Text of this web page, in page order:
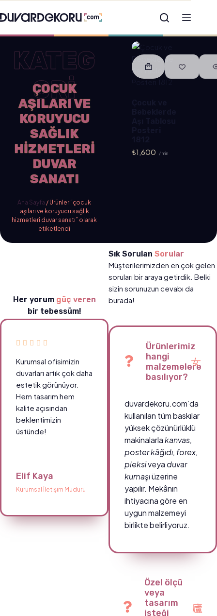
KATEG
ORİ
ÇOCUK
AŞILARI VE
KORUYUCU
SAĞLIK
HIZMETLERI
DUVAR
SANATI
Ana Sayfa / Ürünler “çocuk
aşıları ve koruyucu sağlık
hizmetleri duvar sanatı” olarak
etiketlendi
₺1,600 / min
Her yorum güç veren
bir tebessüm!
Kurumsal ofisimizin
duvarları artık çok daha
estetik görünüyor.
Hem tasarım hem
kalite açısından
beklentimizin
üstünde!
Elif Kaya
Kurumsal İletişim Müdürü
Sık Sorulan Sorular
Müşterilerimizden en çok gelen
soruları bir araya getirdik. Belki
sizin sorunuzun cevabı da
burada!
Ürünlerimiz
hangi
malzemelere
basılıyor?
duvardekoru.com’da
kullanılan tüm baskılar
yüksek çözünürlüklü
makinalarlakanvas,
poster kâğıdı, forex,
pleksiveya duvar
kumaşıüzerine
yapılır. Mekânın
ihtiyacına göre en
uygun malzemeyi
birlikte belirliyoruz.
Özel ölçü
veya
tasarım
isteği